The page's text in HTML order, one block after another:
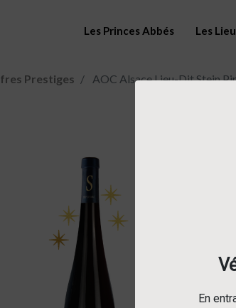
En
Les Princes Abbés Les
Prestiges AOC Alsace Lieu-Dit Stein